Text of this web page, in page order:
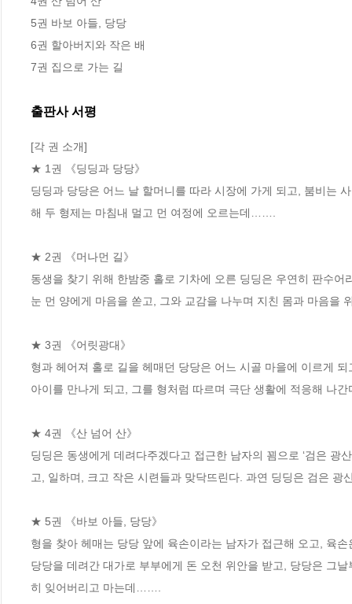
5권 바보 아들, 당당
6권 할아버지와 작은 배
7권 집으로 가는 길
출판사 서평
[각 권 소개]
★ 1권 《딩딩과 당당》
딩딩과 당당은 어느 날 할머니를 따라 시장에 가게 되고, 붐비는
해 두 형제는 마침내 멀고 먼 여정에 오르는데…….
★ 2권 《머나먼 길》
동생을 찾기 위해 한밤중 홀로 기차에 오른 딩딩은 우연히 판수
눈 먼 양에게 마음을 쏟고, 그와 교감을 나누며 지친 몸과 마음을
★ 3권 《어릿광대》
형과 헤어져 홀로 길을 헤매던 당당은 어느 시골 마을에 이르게
아이를 만나게 되고, 그를 형처럼 따르며 극단 생활에 적응해 나
★ 4권 《산 넘어 산》
딩딩은 동생에게 데려다주겠다고 접근한 남자의 꾐으로 ‘검은 광
고, 일하며, 크고 작은 시련들과 맞닥뜨린다. 과연 딩딩은 검은 광
★ 5권 《바보 아들, 당당》
형을 찾아 헤매는 당당 앞에 육손이라는 남자가 접근해 오고, 육
당당을 데려간 대가로 부부에게 돈 오천 위안을 받고, 당당은 그
히 잊어버리고 마는데…….